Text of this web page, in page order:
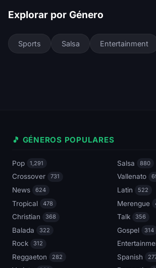
Explorar por Género
Sports Salsa Entertainment
🎵 GÉNEROS POPULARES
Pop 1,291 Salsa 880
Crossover 731 Vallenato
News 624 Latin 522
Tropical 478 Merengue
Christian 368 Talk 356
Balada 322 Gospel 314
Rock 312
Reggaeton 282 Spanish